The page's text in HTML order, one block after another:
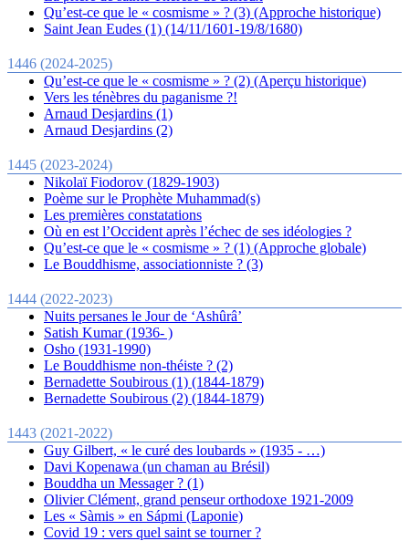
Qu’est-ce que le « cosmisme » ? (3) (Approche historique)
Saint Jean Eudes (1) (14/11/1601-19/8/1680)
1446 (2024-2025)
Qu’est-ce que le « cosmisme » ? (2) (Aperçu historique)
Vers les ténèbres du paganisme ?!
Arnaud Desjardins (1)
Arnaud Desjardins (2)
1445 (2023-2024)
Nikolaï Fiodorov (1829-1903)
Poème sur le Prophète Muhammad(s)
Les premières constatations
Où en est l’Occident après l’échec de ses idéologies ?
Qu’est-ce que le « cosmisme » ? (1) (Approche globale)
Le Bouddhisme, associationniste ? (3)
1444 (2022-2023)
Nuits persanes le Jour de ‘Ashûrâ’
Satish Kumar (1936- )
Osho (1931-1990)
Le Bouddhisme non-théiste ? (2)
Bernadette Soubirous (1) (1844-1879)
Bernadette Soubirous (2) (1844-1879)
1443 (2021-2022)
Guy Gilbert, « le curé des loubards » (1935 - …)
Davi Kopenawa (un chaman au Brésil)
Bouddha un Messager ? (1)
Olivier Clément, grand penseur orthodoxe 1921-2009
Les « Sàmis » en Sápmi (Laponie)
Covid 19 : vers quel saint se tourner ?